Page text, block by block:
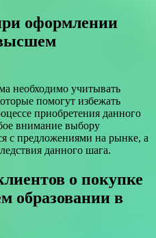
оформлении
высшем
необходимо учитывать
помогут избежать
приобретения данного
внимание выбору
с предложениями на рынке, а
данного шага.
о покупке
образовании в